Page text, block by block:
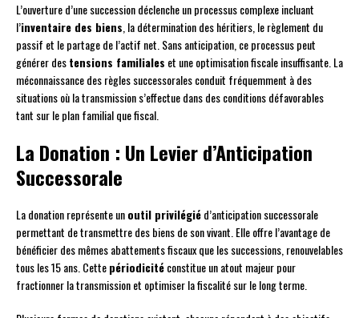
L’ouverture d’une succession déclenche un processus complexe incluant
l’inventaire des biens, la détermination des héritiers, le règlement du
passif et le partage de l’actif net. Sans anticipation, ce processus peut
générer destensions familiales et une optimisation fiscale insuffisante. La
méconnaissance des règles successorales conduit fréquemment à des
situations où la transmission s’effectue dans des conditions défavorables
tant sur le plan familial que fiscal.
La Donation : Un Levier d’Anticipation
Successorale
La donation représente unoutil privilégiéd’anticipation successorale
permettant de transmettre des biens de son vivant. Elle offre l’avantage de
bénéficier des mêmes abattements fiscaux que les successions, renouvelables
tous les 15 ans. Cettepériodicitéconstitue un atout majeur pour
fractionner la transmission et optimiser la fiscalité sur le long terme.